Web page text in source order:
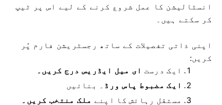
انسٹالیشن کا عمل شروع کرنے کے لیے اس پر ٹیپ
کر سکتے ہیں۔
اپنی ذاتی تفصیلات کے ساتھ رجسٹریشن فارم پُر
کریں:
ایک درست ای میل ایڈریس درج کریں۔
ایک مضبوط پاس ورڈ
بنائیں ۔
اپنے
مستقل رہائش کا
ملک منتخب کریں۔